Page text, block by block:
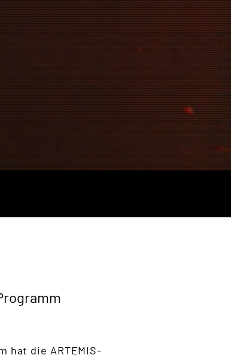
hat die ARTEMIS-